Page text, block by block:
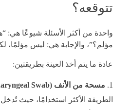
تتوقعه؟
مؤلم؟”، والإجابة هي: ليس مؤلمًا،
عادة ما يتم أخذ العينة بطريقتين:
مسحة من الأنف (Nasopharyngeal Swab):
الطريقة الأكثر استخدامًا، حيث